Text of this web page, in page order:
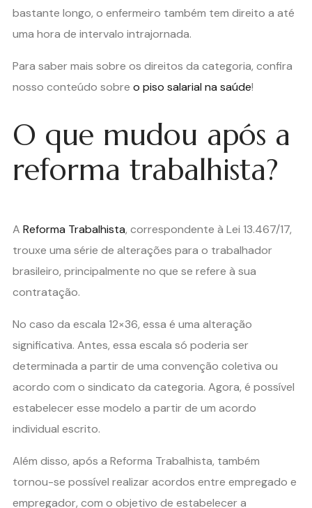
bastante longo, o enfermeiro também tem direito a até
uma hora de intervalo intrajornada.
Para saber mais sobre os direitos da categoria, confira
nosso conteúdo sobre o piso salarial na saúde!
O que mudou após a
reforma trabalhista?
A Reforma Trabalhista, correspondente à Lei 13.467/17,
trouxe uma série de alterações para o trabalhador
brasileiro, principalmente no que se refere à sua
contratação.
No caso da escala 12×36, essa é uma alteração
significativa. Antes, essa escala só poderia ser
determinada a partir de uma convenção coletiva ou
acordo com o sindicato da categoria. Agora, é possível
estabelecer esse modelo a partir de um acordo
individual escrito.
Além disso, após a Reforma Trabalhista, também
tornou-se possível realizar acordos entre empregado e
empregador, com o objetivo de estabelecer a